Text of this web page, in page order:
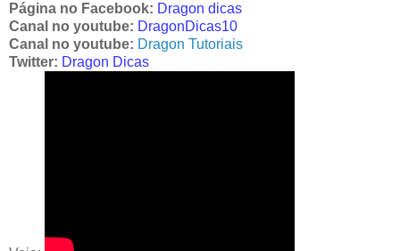
Página no Facebook: Dragon dicas
Canal no youtube: DragonDicas10
Canal no youtube: Dragon Tutoriais
Twitter: Dragon Dicas